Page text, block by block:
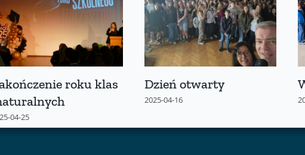
roku klas
04-25
Dzień otwarty
2025-04-16